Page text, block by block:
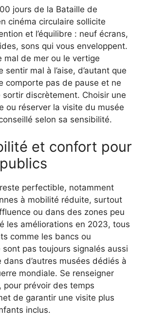
jours de la Bataille de
cinéma circulaire sollicite
et l’équilibre : neuf écrans,
sons qui vous enveloppent.
mal de mer ou le vertige
sentir mal à l’aise, d’autant que
comporte pas de pause et ne
sortir discrètement. Choisir une
ou réserver la visite du musée
selon sa sensibilité.
et confort pour
reste perfectible, notamment
à mobilité réduite, surtout
ou dans des zones peu
les améliorations en 2023, tous
comme les bancs ou
sont pas toujours signalés aussi
dans d’autres musées dédiés à
mondiale. Se renseigner
pour prévoir des temps
de garantir une visite plus
inclus.